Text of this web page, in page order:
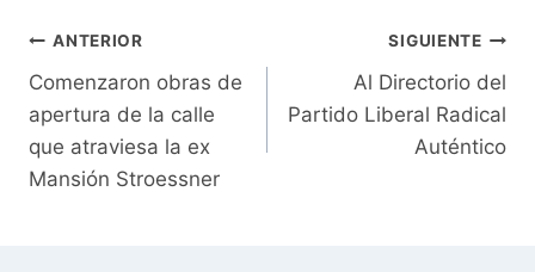
Navegación
de
entradas
ANTERIOR
Comenzaron obras de
apertura de la calle
que atraviesa la ex
Mansión Stroessner
SIGUIENTE
Al Directorio del
Partido Liberal Radical
Auténtico